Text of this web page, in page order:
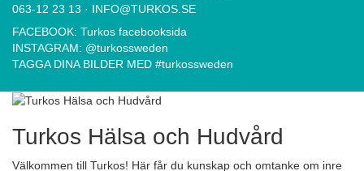
063-12 23 13 · INFO@TURKOS.SE
FACEBOOK: Turkos facebooksida
INSTAGRAM: @turkossweden
TAGGA DINA BILDER MED #turkossweden
Turkos Hälsa och Hudvård
Välkommen till Turkos! Här får du kunskap och omtanke om inre